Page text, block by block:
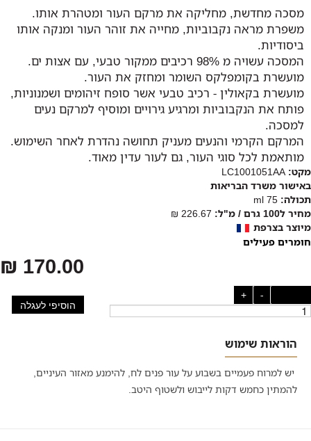
מסכה מחדשת, מחליקה את מרקם העור ומטהרת אותו.
משפרת מראה נקבוביות, מחייה את זוהר העור ומנקה אותו
ביסודיות.
המסכה עשויה מ 98% רכיבים ממקור טבעי, עם אצות ים.
מועשרת בקומפלקס השומר ומחזק את העור.
מועשרת בקאולין - רכיב טבעי אשר סופח זיהומים ושמנוניות,
פותח את הנקבוביות ומרגיע גירויים ומוסיף למרקם נעים
למסכה.
המרקם הקרמי והנעים מעניק תחושה נהדרת לאחר השימוש.
מותאמת לכל סוגי העור, גם לעור עדין מאוד.
מקט: LC1001051AA
באישור משרד הבריאות
תכולה: 75 ml
מחיר ל100 גרם / מ"ל:
226.67 ₪
מיוצר בצרפת
חומרים פעילים
170.00 ₪
-
+
הוסיפי לעגלה
הוראות שימוש
יש למרוח פעמיים בשבוע על עור פנים לח, להימנע מאזור העיניים,
להמתין כחמש דקות לייבוש ולשטוף היטב.